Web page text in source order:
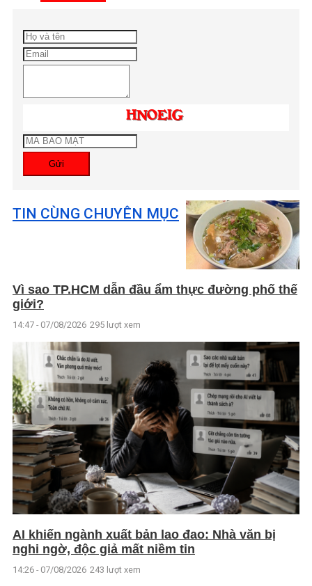
Gửi
TIN CÙNG CHUYÊN MỤC
Vì sao TP.HCM dẫn đầu ẩm thực đường phố thế
giới?
14:47 - 07/08/2026 295 lượt xem
AI khiến ngành xuất bản lao đao: Nhà văn bị
nghi ngờ, độc giả mất niềm tin
14:26 - 07/08/2026 243 lượt xem